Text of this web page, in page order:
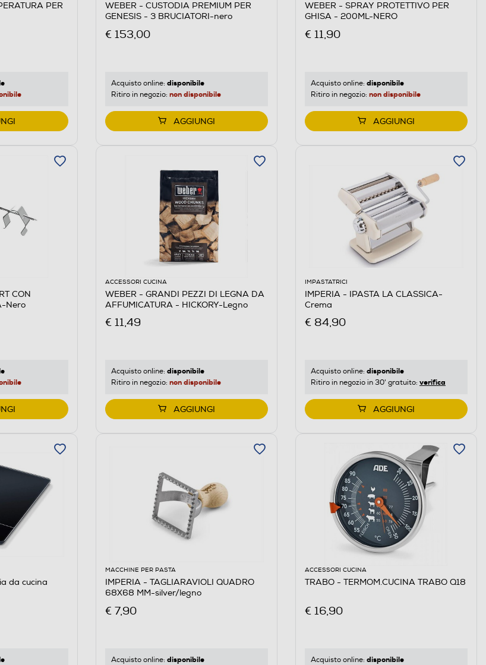
PER
WEBER - CUSTODIA PREMIUM PER
GENESIS - 3 BRUCIATORI-nero
€ 153,00
Acquisto online: disponibile
Ritiro in negozio: non disponibile
AGGIUNGI
WEBER - SPRAY PROTETTIVO PER
GHISA - 200ML-NERO
€ 11,90
Acquisto online: disponibile
Ritiro in negozio: non disponibile
AGGIUNGI
CON
Nero
ACCESSORI CUCINA
WEBER - GRANDI PEZZI DI LEGNA DA
AFFUMICATURA - HICKORY-Legno
€ 11,49
Acquisto online: disponibile
Ritiro in negozio: non disponibile
AGGIUNGI
IMPASTATRICI
IMPERIA - IPASTA LA CLASSICA-
Crema
€ 84,90
Acquisto online: disponibile
Ritiro in negozio in 30' gratuito: verifica
AGGIUNGI
MACCHINE PER PASTA
IMPERIA - TAGLIARAVIOLI QUADRO
68X68 MM-silver/legno
€ 7,90
Acquisto online: disponibile
ACCESSORI CUCINA
TRABO - TERMOM.CUCINA TRABO Q18
€ 16,90
Acquisto online: disponibile